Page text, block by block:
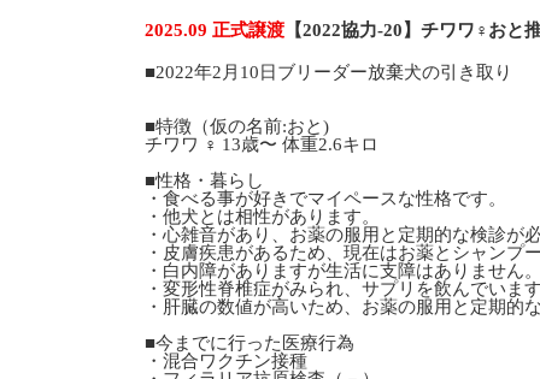
2025.09 正式譲渡 【2022協力-20】チワワ♀おと
■2022年2月10日ブリーダー放棄犬の引き取り
■特徴（仮の名前:おと)
チワワ ♀ 13歳〜 体重2.6キロ
■性格・暮らし
・食べる事が好きでマイペースな性格です。
・他犬とは相性があります。
・心雑音があり、お薬の服用と定期的な検診
・皮膚疾患があるため、現在はお薬とシャンプ
・白内障がありますが生活に支障はありません
・変形性脊椎症がみられ、サプリを飲んでいま
・肝臓の数値が高いため、お薬の服用と定期的
■今までに行った医療行為
・混合ワクチン接種